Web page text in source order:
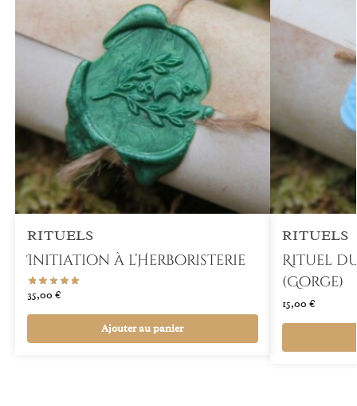
RITUELS
Initiation à l’Herboristerie
35,00 €
Ajouter au panier
RITUELS
Rituel
(Gorge)
15,00 €